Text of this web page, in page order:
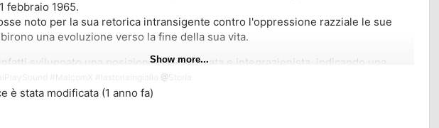
febbraio 1965.
noto per la sua retorica intransigente contro l'oppressione razziale le sue
una evoluzione verso la fine della sua vita.
sviluppato una posizione più moderata e integrazionista, indicando una
un uomo sulla base delle sue azioni piuttosto che dei suoi geni".
viaggio alla Mecca, vide "pellegrini di tutti i colori provenienti da ogni parte di
che mostravano uno spirito di unità e fratellanza" che cambiò la sua prospettiva.
Show more...
@Storia
è stata modificata (1 anno fa)